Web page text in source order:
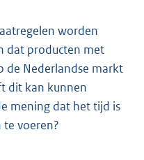
worden
dat producten met
de Nederlandse markt
dit kan kunnen
mening dat het tijd is
voeren?